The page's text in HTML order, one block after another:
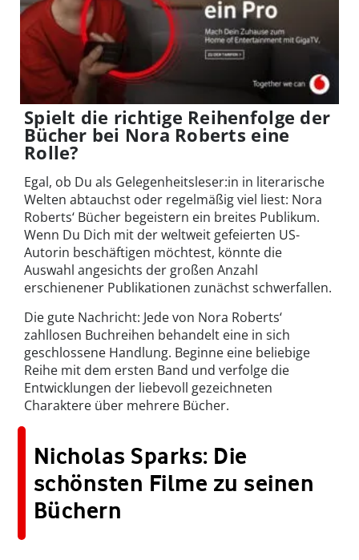
Spielt die richtige Reihenfolge der
Bücher bei Nora Roberts eine
Rolle?
Egal, ob Du als Gelegenheitsleser:in in literarische
Welten abtauchst oder regelmäßig viel liest: Nora
Roberts‘ Bücher begeistern ein breites Publikum.
Wenn Du Dich mit der weltweit gefeierten US-
Autorin beschäftigen möchtest, könnte die
Auswahl angesichts der großen Anzahl
erschienener Publikationen zunächst schwerfallen.
Die gute Nachricht: Jede von Nora Roberts‘
zahllosen Buchreihen behandelt eine in sich
geschlossene Handlung. Beginne eine beliebige
Reihe mit dem ersten Band und verfolge die
Entwicklungen der liebevoll gezeichneten
Charaktere über mehrere Bücher.
Nicholas Sparks: Die
schönsten Filme zu seinen
Büchern